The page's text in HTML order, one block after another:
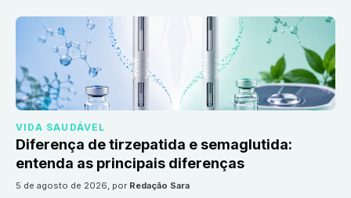
VIDA SAUDÁVEL
Diferença de tirzepatida e semaglutida:
entenda as principais diferenças
5 de agosto de 2026, por Redação Sara